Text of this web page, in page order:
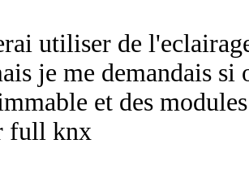
utiliser de
je me demandais si
et des
full knx